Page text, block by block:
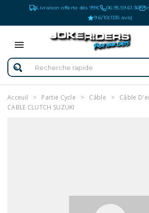
Livraison offerte dès 99€ 06.95.59.61.36
9.6/10(1335 avis)
Acceuil Partie Cycle Câble
Câble
CABLE CLUTCH SUZUKI